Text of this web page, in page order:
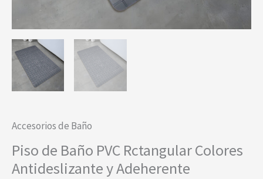
Accesorios de Baño
Piso de Baño PVC Rctangular Colores
Antideslizante y Adeherente